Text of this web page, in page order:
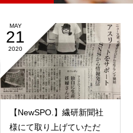
MAY
21
2020
【NewSPO.】繊研新聞社
様にて取り上げていただ